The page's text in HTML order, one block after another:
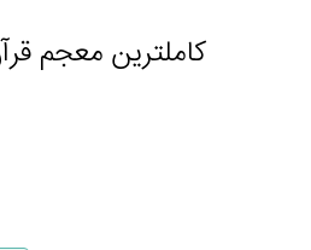
کاملترین معجم